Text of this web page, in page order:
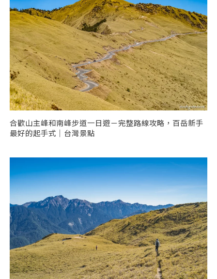
合歡山主峰和南峰步道一日遊－完整路線攻略，百岳新手
最好的起手式｜台灣景點